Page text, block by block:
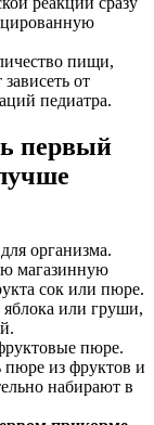
пищи,
от
педиатра.
первый
организма.
магазинную
сок или пюре.
или груши,
пюре.
пюре из фруктов и
набирают в